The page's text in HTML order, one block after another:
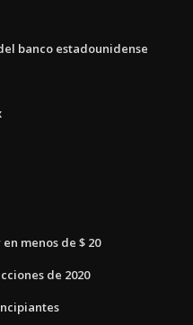
banco estadounidense
menos de $ 20
de 2020